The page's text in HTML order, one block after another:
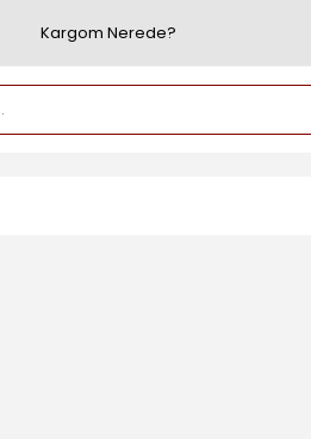
Kargom Nerede?